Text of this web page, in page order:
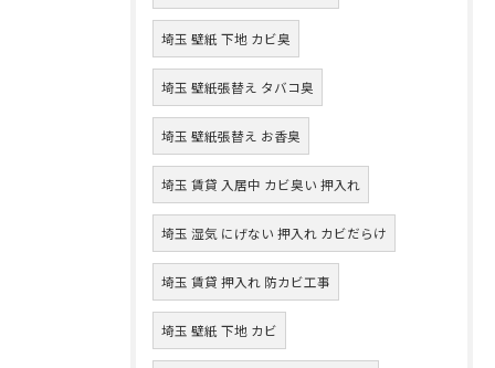
埼玉 壁紙 下地 カビ臭
埼玉 壁紙張替え タバコ臭
埼玉 壁紙張替え お香臭
埼玉 賃貸 入居中 カビ臭い 押入れ
埼玉 湿気 にげない 押入れ カビだらけ
埼玉 賃貸 押入れ 防カビ工事
埼玉 壁紙 下地 カビ